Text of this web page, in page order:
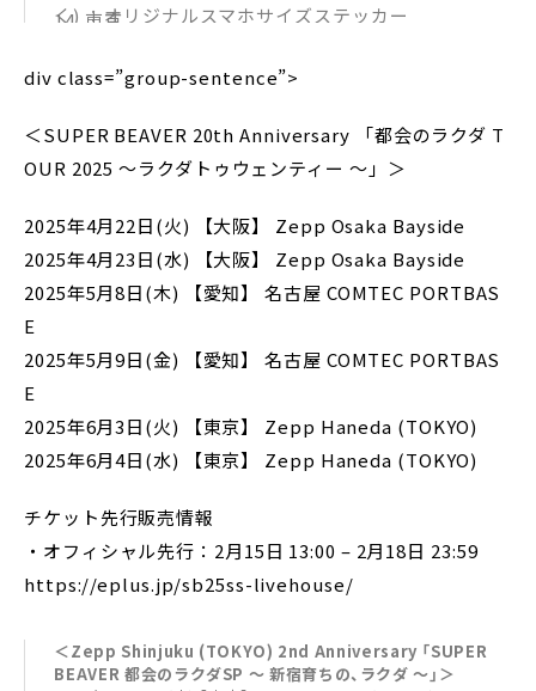
14. 東京
16. 小さな革命
く) ：オリジナルスマホサイズステッカー
く）：オリジナル丸型缶バッジ（HMV ver.）
ルポストカード（TSUTAYA ver.）
楽天ブックス：オリジナルアクリルキーホルダー
Amazon.co.jp：メガジャケ
セブンネットショッピング：オリジナル丸型缶バッジ
（セブンネットショッピング ver.）
SUPER BEAVER応援店特典：オリジナルポストカー
応援店：https://www.sonymusic.co.jp/Music/Inf
o/superbeaver/shoplist/250312-2/
div class=”group-sentence”>
＜SUPER BEAVER 20th Anniversary 「都会のラクダ T
OUR 2025 〜ラクダトゥウェンティー 〜」＞
2025年4月22日(火) 【大阪】 Zepp Osaka Bayside
2025年4月23日(水) 【大阪】 Zepp Osaka Bayside
2025年5月8日(木) 【愛知】 名古屋 COMTEC PORTBAS
E
2025年5月9日(金) 【愛知】 名古屋 COMTEC PORTBAS
E
2025年6月3日(火) 【東京】 Zepp Haneda (TOKYO)
2025年6月4日(水) 【東京】 Zepp Haneda (TOKYO)
チケット先行販売情報
・オフィシャル先行：2月15日 13:00 – 2月18日 23:59
https://eplus.jp/sb25ss-livehouse/
＜Zepp Shinjuku (TOKYO) 2nd Anniversary 「SUPER
BEAVER 都会のラクダSP 〜 新宿育ちの、ラクダ 〜」＞